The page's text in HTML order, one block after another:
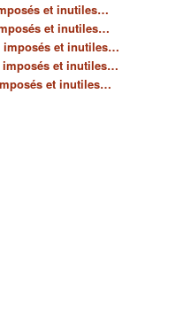
et inutiles…
et inutiles…
imposés et inutiles…
imposés et inutiles…
et inutiles…